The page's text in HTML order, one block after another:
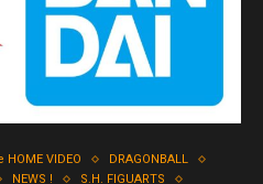
HOME VIDEO
DRAGONBALL
NEWS !
S.H. FIGUARTS